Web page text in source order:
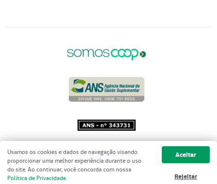
Copyright 2001 - 2026 Unimed do
Brasil - Todos os direitos reservados
Usamos os cookies e dados de navegação visando
proporcionar uma melhor experiência durante o uso
do site. Ao continuar, você concorda com nossa
Política de Privacidade.
Aceitar
Rejeitar